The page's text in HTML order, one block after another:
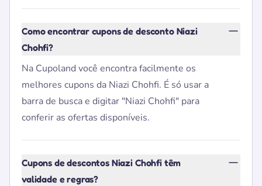
Como encontrar cupons de desconto Niazi
Chohfi?
Na Cupoland você encontra facilmente os
melhores cupons da Niazi Chohfi. É só usar a
barra de busca e digitar "Niazi Chohfi" para
conferir as ofertas disponíveis.
Cupons de descontos Niazi Chohfi têm
validade e regras?